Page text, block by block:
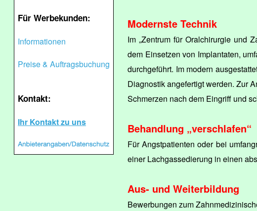
Für Werbekunden:
Informationen
Preise & Auftragsbuchung
Kontakt:
Ihr Kontakt zu uns
Modernste Technik
Im „Zentrum für Oralchirurgie und
dem Einsetzen von Implantaten,
durchgeführt. Im modern
Diagnostik angefertigt werden. Zur
Schmerzen nach dem Eingriff und
Behandlung „verschlafen“
Für Angstpatienten oder bei
einer Lachgassedierung in einen
Aus- und Weiterbildung
Bewerbungen zum